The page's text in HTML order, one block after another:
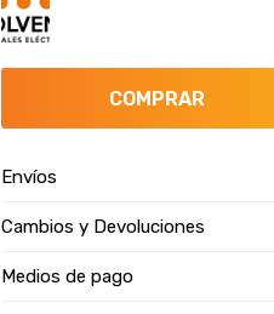
COMPRAR
Envíos
Cambios y Devoluciones
Medios de pago